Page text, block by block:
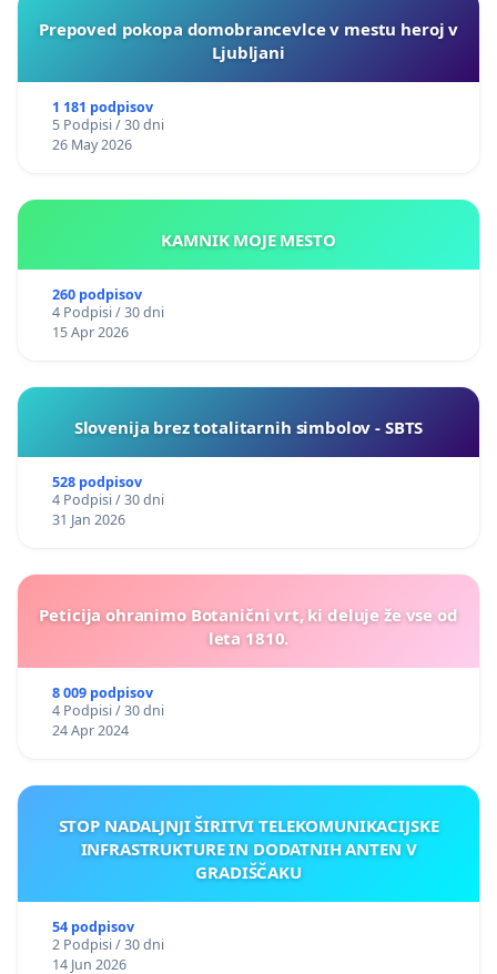
Prepoved pokopa domobrancevlce v mestu heroj v
Ljubljani
1 181 podpisov
5 Podpisi / 30 dni
26 May 2026
KAMNIK MOJE MESTO
260 podpisov
4 Podpisi / 30 dni
15 Apr 2026
Slovenija brez totalitarnih simbolov - SBTS
528 podpisov
4 Podpisi / 30 dni
31 Jan 2026
Peticija ohranimo Botanični vrt, ki deluje že vse od
leta 1810.
8 009 podpisov
4 Podpisi / 30 dni
24 Apr 2024
STOP NADALJNJI ŠIRITVI TELEKOMUNIKACIJSKE
INFRASTRUKTURE IN DODATNIH ANTEN V
GRADIŠČAKU
54 podpisov
2 Podpisi / 30 dni
14 Jun 2026